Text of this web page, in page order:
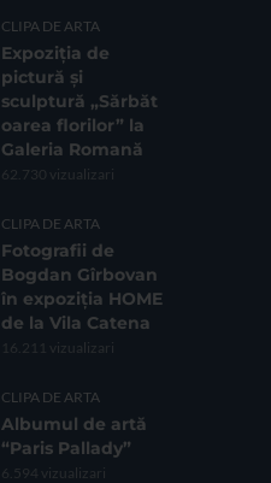
CLIPA DE ARTA
Expoziția de
pictură și
sculptură „Sărbăt
oarea florilor” la
Galeria Romană
62.730 vizualizari
CLIPA DE ARTA
Fotografii de
Bogdan Gîrbovan
în expoziția HOME
de la Vila Catena
16.211 vizualizari
CLIPA DE ARTA
Albumul de artă
“Paris Pallady”
6.594 vizualizari